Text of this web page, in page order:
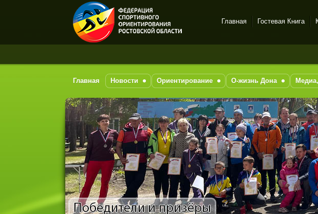
Спортивное
на-Дону
Главная Гостевая Книга
Главная Новости Ориентирование О-жизнь Дона